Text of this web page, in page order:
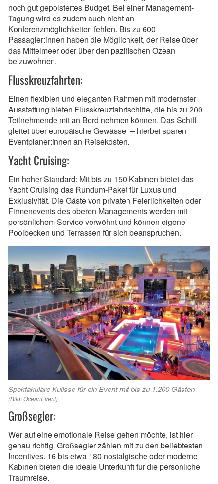
noch gut gepolstertes Budget. Bei einer Management-
Tagung wird es zudem auch nicht an
Konferenzmöglichkeiten fehlen. Bis zu 600
Passagier:innen haben die Möglichkeit, der Reise über
das Mittelmeer oder über den pazifischen Ozean
beizuwohnen.
Flusskreuzfahrten:
Einen flexiblen und eleganten Rahmen mit modernster
Ausstattung bieten Flusskreuzfahrtschiffe, die bis zu 200
Teilnehmende mit an Bord nehmen können. Das Schiff
gleitet über europäische Gewässer – hierbei sparen
Eventplaner:innen an Reisekosten.
Yacht Cruising:
Ein hoher Standard: Mit bis zu 150 Kabinen bietet das
Yacht Cruising das Rundum-Paket für Luxus und
Exklusivität. Die Gäste von privaten Feierlichkeiten oder
Firmenevents des oberen Managements werden mit
persönlichem Service verwöhnt und können eigene
Poolbecken und Terrassen für sich beanspruchen.
Spektakuläre Kulisse für ein Event mit bis zu 1.200 Gästen
(Bild: OceanEvent)
Großsegler:
Wer auf eine emotionale Reise gehen möchte, ist hier
genau richtig. Großsegler zählen mit zu den beliebtesten
Incentives. 16 bis etwa 180 nostalgische oder moderne
Kabinen bieten die ideale Unterkunft für die persönliche
Traumreise.